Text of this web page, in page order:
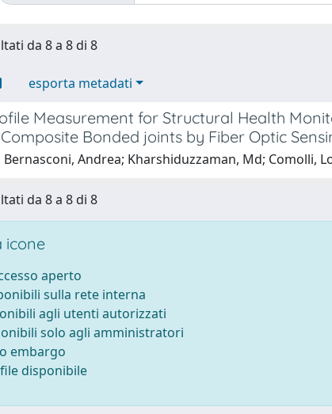
da 8 a 8 di 8
esporta metadati
Measurement for Structural Health
Bonded joints by Fiber Optic
Bernasconi, Andrea; Kharshiduzzaman, Md; Comolli,
da 8 a 8 di 8
icone
aperto
sulla rete interna
agli utenti autorizzati
solo agli amministratori
embargo
disponibile